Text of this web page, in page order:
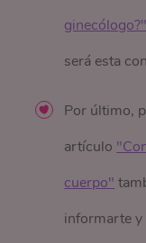
ginecólogo?"
será esta
Por último,
artículo
cuerpo"
informarte y